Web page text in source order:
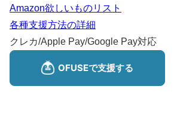
Amazon欲しいものリスト
各種支援方法の詳細
クレカ/Apple Pay/Google Pay対応